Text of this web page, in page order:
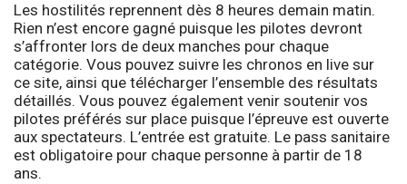
Les hostilités reprennent dès 8 heures demain matin.
Rien n’est encore gagné puisque les pilotes devront
s’affronter lors de deux manches pour chaque
catégorie. Vous pouvez suivre les chronos en live sur
ce site, ainsi que télécharger l’ensemble des résultats
détaillés. Vous pouvez également venir soutenir vos
pilotes préférés sur place puisque l’épreuve est ouverte
aux spectateurs. L’entrée est gratuite. Le pass sanitaire
est obligatoire pour chaque personne à partir de 18
ans.